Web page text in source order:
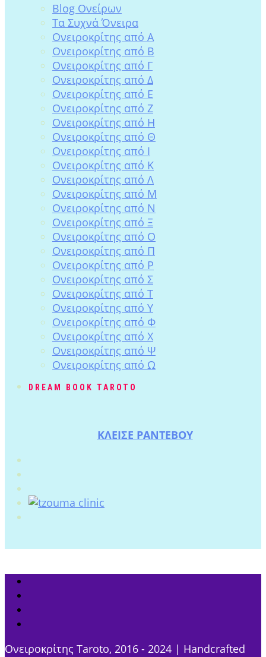
Blog Ονείρων
Tα Συχνά Όνειρα
Ονειροκρίτης από Α
Ονειροκρίτης από Β
Ονειροκρίτης από Γ
Ονειροκρίτης από Δ
Ονειροκρίτης από Ε
Ονειροκρίτης από Ζ
Ονειροκρίτης από Η
Ονειροκρίτης από Θ
Ονειροκρίτης από Ι
Ονειροκρίτης από Κ
Ονειροκρίτης από Λ
Ονειροκρίτης από Μ
Ονειροκρίτης από Ν
Ονειροκρίτης από Ξ
Ονειροκρίτης από Ο
Ονειροκρίτης από Π
Ονειροκρίτης από Ρ
Ονειροκρίτης από Σ
Ονειροκρίτης από Τ
Ονειροκρίτης από Υ
Ονειροκρίτης από Φ
Ονειροκρίτης από Χ
Ονειροκρίτης από Ψ
Ονειροκρίτης από Ω
DREAM BOOK TAROTO
ΚΛΕΙΣΕ ΡΑΝΤΕΒΟΥ
Ονειροκρίτης Taroto, 2016 - 2024 | Handcrafted